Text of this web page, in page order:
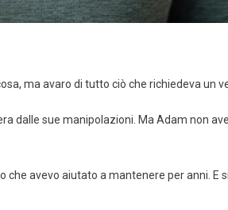
ma avaro di tutto ciò che richiedeva un
dalle sue manipolazioni. Ma Adam non
che avevo aiutato a mantenere per anni. E